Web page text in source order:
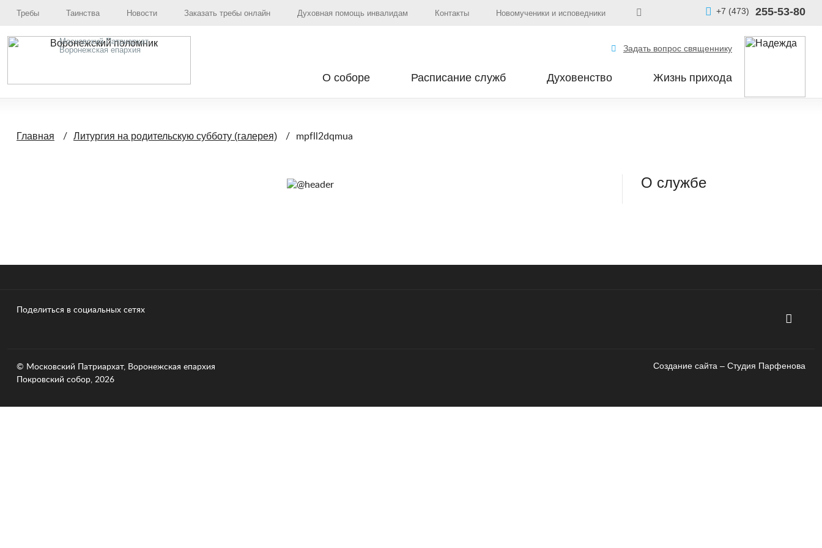
Требы Таинства Новости Заказать требы онлайн Духовная помощь инвалидам Контакты Новомученики и исповедники +7 (473) 255-53-80
Московский Патриархат,
Воронежская епархия
Задать вопрос священнику
О соборе Расписание служб Духовенство Жизнь прихода
Главная Литургия на родительскую субботу (галерея) mpfll2dqmua
О службе
Поделиться в социальных сетях
© Московский Патриархат, Воронежcкая епархия
Покровский собор, 2026
Создание сайта – Cтудия Парфенова